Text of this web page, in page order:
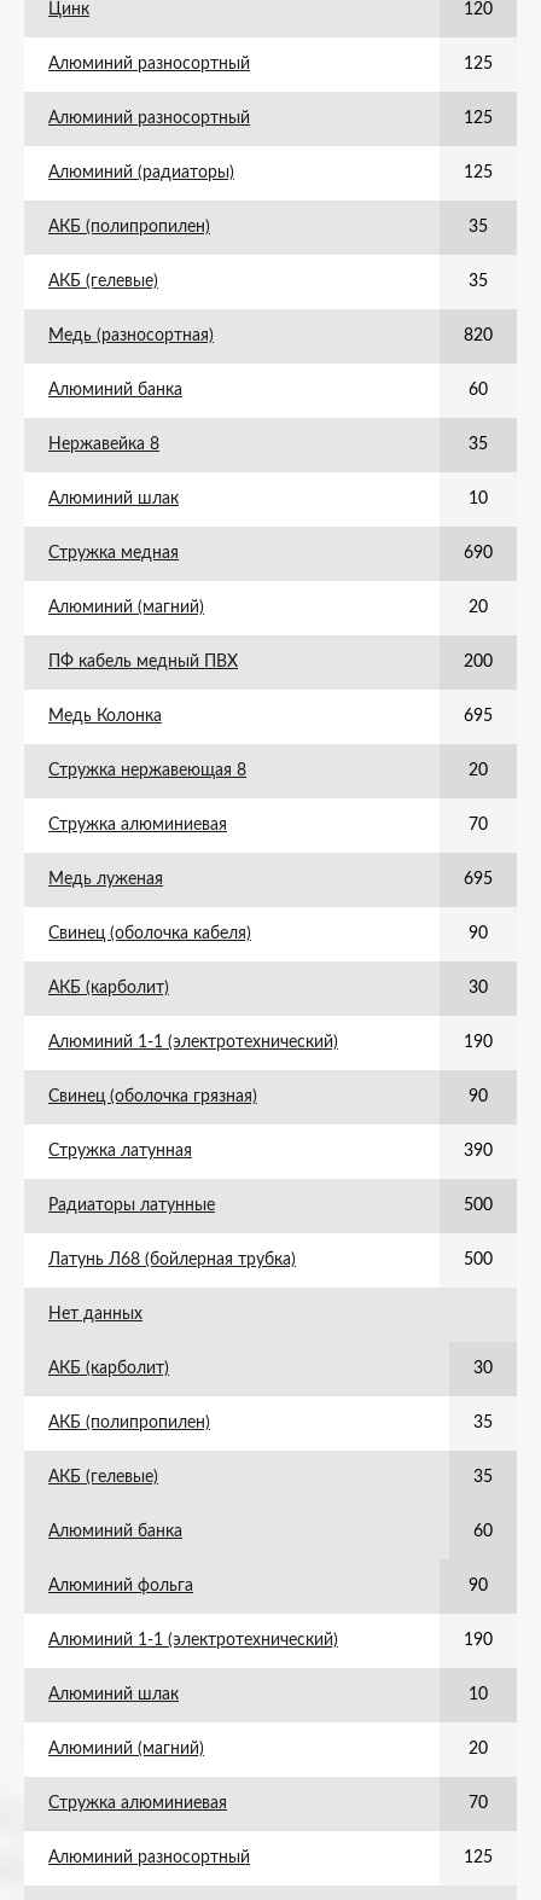
Цинк 120
Алюминий разносортный 125
Алюминий разносортный 125
Алюминий (радиаторы) 125
АКБ (полипропилен) 35
АКБ (гелевые) 35
Медь (разносортная) 820
Алюминий банка 60
Нержавейка 8 35
Алюминий шлак 10
Стружка медная 690
Алюминий (магний) 20
ПФ кабель медный ПВХ 200
Медь Колонка 695
Стружка нержавеющая 8 20
Стружка алюминиевая 70
Медь луженая 695
Свинец (оболочка кабеля) 90
АКБ (карболит) 30
Алюминий 1-1 (электротехнический) 190
Свинец (оболочка грязная) 90
Стружка латунная 390
Радиаторы латунные 500
Латунь Л68 (бойлерная трубка) 500
Нет данных
АКБ (карболит) 30
АКБ (полипропилен) 35
АКБ (гелевые) 35
Алюминий банка 60
Алюминий фольга 90
Алюминий 1-1 (электротехнический) 190
Алюминий шлак 10
Алюминий (магний) 20
Стружка алюминиевая 70
Алюминий разносортный 125